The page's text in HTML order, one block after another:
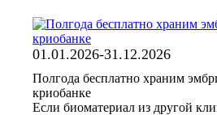
01.01.2026-31.12.2026
Полгода бесплатно храним
криобанке
Если биоматериал из другой